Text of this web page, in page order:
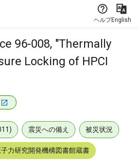
ヘルプEnglish
96-008, "Thermally
Locking of HPCI
震災への備え 被災状況
力研究開発機構図書館蔵書